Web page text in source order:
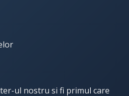
ul nostru si fi primul care